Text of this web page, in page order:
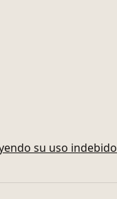
su uso indebido